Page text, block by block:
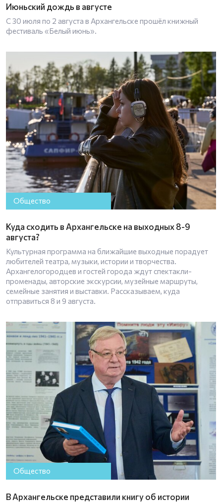
Июньский дождь в августе
С 30 июля по 2 августа в Архангельске прошёл книжный
фестиваль «Белый июнь».
Общество
Куда сходить в Архангельске на выходных 8-9
августа?
Культурная программа на ближайшие выходные порадует
любителей театра, музыки, истории и творчества.
Архангелогородцев и гостей города ждут спектакли-
променады, авторские экскурсии, музейные маршруты,
семейные занятия и выставки. Рассказываем, куда
отправиться 8 и 9 августа.
Общество
В Архангельске представили книгу об истории